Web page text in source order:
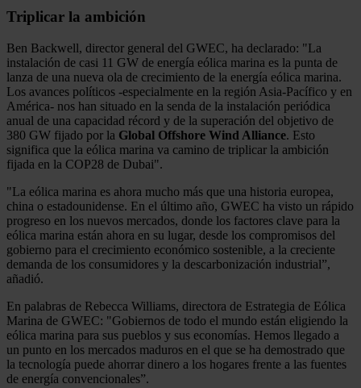
Triplicar la ambición
Ben Backwell, director general del GWEC, ha declarado: "La
instalación de casi 11 GW de energía eólica marina es la punta de
lanza de una nueva ola de crecimiento de la energía eólica marina.
Los avances políticos -especialmente en la región Asia-Pacífico y en
América- nos han situado en la senda de la instalación periódica
anual de una capacidad récord y de la superación del objetivo de
380 GW fijado por la Global Offshore Wind Alliance. Esto
significa que la eólica marina va camino de triplicar la ambición
fijada en la COP28 de Dubai".
"La eólica marina es ahora mucho más que una historia europea,
china o estadounidense. En el último año, GWEC ha visto un rápido
progreso en los nuevos mercados, donde los factores clave para la
eólica marina están ahora en su lugar, desde los compromisos del
gobierno para el crecimiento económico sostenible, a la creciente
demanda de los consumidores y la descarbonización industrial”,
añadió.
En palabras de Rebecca Williams, directora de Estrategia de Eólica
Marina de GWEC: "Gobiernos de todo el mundo están eligiendo la
eólica marina para sus pueblos y sus economías. Hemos llegado a
un punto en los mercados maduros en el que se ha demostrado que
la tecnología puede ahorrar dinero a los hogares frente a las fuentes
de energía convencionales”.